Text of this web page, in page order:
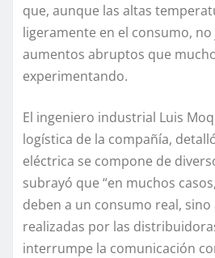
que, aunque las altas
ligeramente en el consumo,
aumentos abruptos que
experimentando.
El ingeniero industrial Luis
logística de la compañía,
eléctrica se compone de
subrayó que “en muchos
deben a un consumo real,
realizadas por las
interrumpe la comunicación